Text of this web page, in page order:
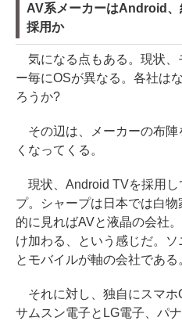
AV系メーカーはAndroid
採用か
気になる点もある。現状、
ー毎にOSが異なる。各社は
ろうか?
その辺は、メーカーの布陣
くなってくる。
現状、Android TVを採用し
プ。シャープは日本では白
的に見ればAVと液晶の会社
け加わる、という感じだ。
とモバイルが軸の会社である
それに対し、独自にスマホ
サムスン電子とLG電子、パ